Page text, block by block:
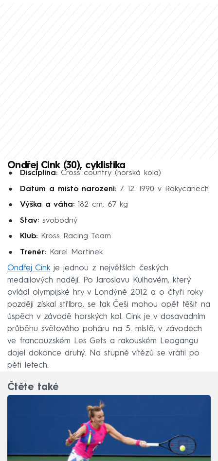
Ondřej Cink (30), cyklistika
Disciplína:Cross country (horská kola)
Datum a místo narození:7. 12. 1990 v Rokycanech
Výška a váha:182 cm, 67 kg
Stav:svobodný
Klub:Kross Racing Team
Trenér:Karel Martinek
Ondřej Cinkje jednou z největších českých
medailových nadějí. Po Jaroslavu Kulhavém, který
ovládl olympijské hry v Londýně 2012 a o čtyři roky
později získal stříbro, se tak Češi mohou opět těšit na
úspěch v závodě horských kol. Cink je v dosavadním
průběhu světového poháru na 5. místě, v závodech
ve francouzském Les Gets a rakouském Leogangu
dojel dokonce druhý. Na stupně vítězů se vrátil po
pěti letech.
Čtěte také